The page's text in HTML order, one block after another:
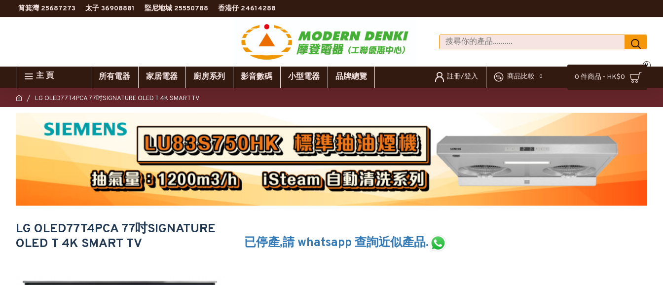
筲箕灣 25687273 太子 36908881 堅尼地城 25550788 香港仔 24614288
主 頁 所有電器 家居電器 廚房系列 影音數碼 小型電器 品牌總覽 註冊/登入 商品比較 0 0 件商品 - HK$0
0
LG OLED77T4PCA 77吋SIGNATURE OLED T 4K SMART TV
LG OLED77T4PCA 77吋SIGNATURE
OLED T 4K SMART TV
已停產,請 whatsapp 查詢近似產品.